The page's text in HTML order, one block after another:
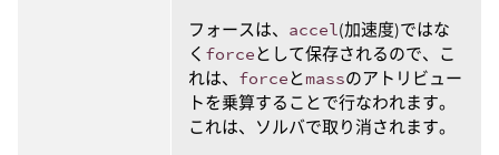
フォースは、 accel(加速度)ではな
く forceとして保存されるので、こ
れは、 forceとmassのアトリビュー
トを乗算することで行なわれます。
これは、ソルバで取り消されます。